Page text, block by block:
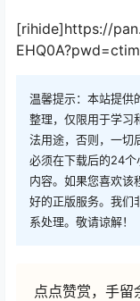
[rihide]https://
温馨提示：本站提供
整理，仅限用于学习
法用途，否则，一切
必须在下载后的24
内容。如果您喜欢该
好的正版服务。我们
系处理。敬请谅解！
点点赞赏，手留